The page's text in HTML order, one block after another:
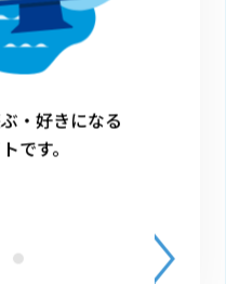
市ムサシトミヨをま
・好きになる
です。